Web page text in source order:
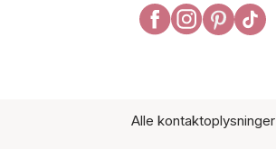
Alle kontaktoplysninger